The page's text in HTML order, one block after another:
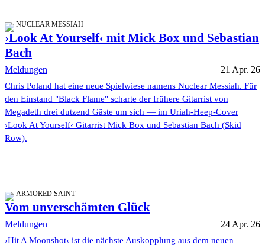
NUCLEAR MESSIAH
›Look At Yourself‹ mit Mick Box und Sebastian
Bach
Meldungen 21 Apr. 26
Chris Poland hat eine neue Spielwiese namens Nuclear Messiah. Für
den Einstand "Black Flame" scharte der frühere Gitarrist von
Megadeth drei dutzend Gäste um sich — im Uriah-Heep-Cover
›Look At Yourself‹ Gitarrist Mick Box und Sebastian Bach (Skid
Row).
ARMORED SAINT
Vom unverschämten Glück
Meldungen 24 Apr. 26
›Hit A Moonshot‹ ist die nächste Auskopplung aus dem neuen